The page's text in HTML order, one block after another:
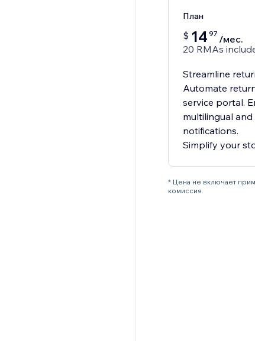
План
$ 14 97 /мес.
20 RMAs
Streamline
Automate
service portal.
multilingual
notifications.
Simplify your
* Цена не включает
комиссия.